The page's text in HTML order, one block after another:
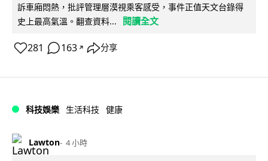
訴車廂悶熱，批評管理層漠視乘客感受，事件正值天文台錄得
史上最高氣溫。翻查資料...
閱讀全文
281 163 ↗ 分享
科技娛樂 生活科技 健康
Lawton 4 小時